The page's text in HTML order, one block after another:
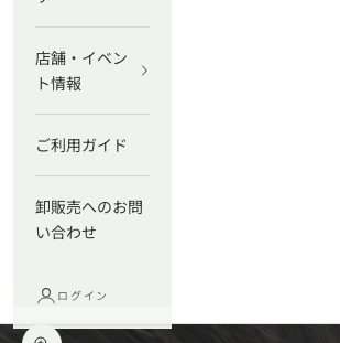
店舗・イベン
ト情報
ご利用ガイド
卸販売へのお問
い合わせ
ログイン